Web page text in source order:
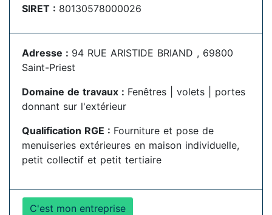
SIRET : 80130578000026
Adresse : 94 RUE ARISTIDE BRIAND , 69800
Saint-Priest
Domaine de travaux : Fenêtres | volets | portes
donnant sur l'extérieur
Qualification RGE : Fourniture et pose de
menuiseries extérieures en maison individuelle,
petit collectif et petit tertiaire
C'est mon entreprise